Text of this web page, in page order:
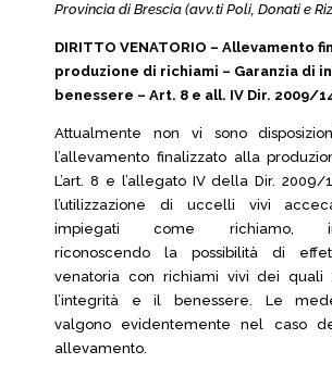
Provincia di Brescia (avv.ti Poli, Donati e
DIRITTO VENATORIO – Allevamento
produzione di richiami – Garanzia di
benessere – Art. 8 e all. IV Dir. 2009/
Attualmente non vi sono
l’allevamento finalizzato alla
L’art. 8 e l’allegato IV della Dir. 2009/
l’utilizzazione di uccelli vivi
impiegati come richiamo,
riconoscendo la possibilità di
venatoria con richiami vivi dei quali
l’integrità e il benessere. Le
valgono evidentemente nel caso
allevamento.